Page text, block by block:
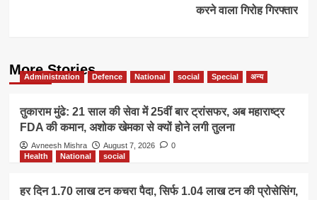
करने वाला गिरोह गिरफ्तार
More Stories
Administration Defence National social Special अन्य
तुकाराम मुंढे: 21 साल की सेवा में 25वीं बार ट्रांसफर, अब महाराष्ट्र
FDA की कमान, अशोक खेमका से क्यों होने लगी तुलना
Avneesh Mishra August 7, 2026
0
Health
National social
हर दिन 1.70 लाख टन कचरा पैदा, सिर्फ 1.04 लाख टन की प्रोसेसिंग,